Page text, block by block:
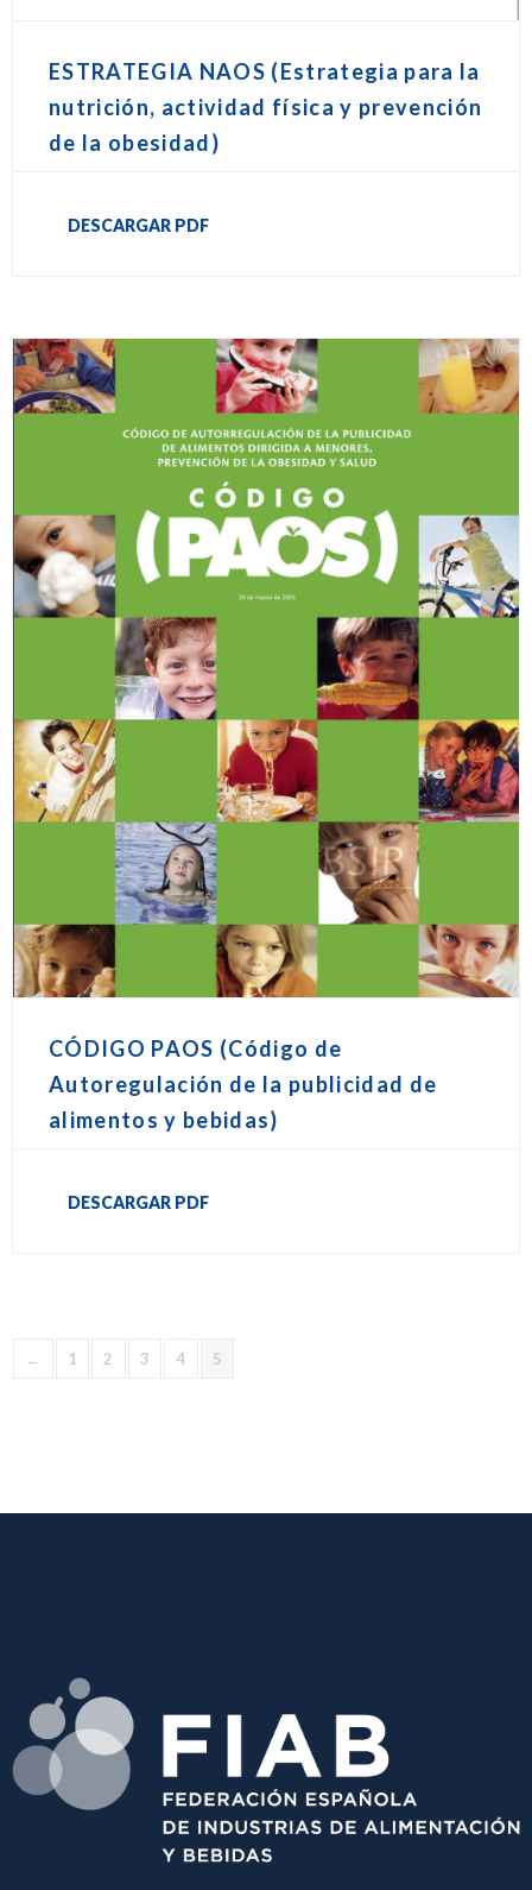
ESTRATEGIA NAOS (Estrategia para la
nutrición, actividad física y prevención
de la obesidad)
DESCARGAR PDF
CÓDIGO PAOS (Código de
Autoregulación de la publicidad de
alimentos y bebidas)
DESCARGAR PDF
← 1 2 3 4 5